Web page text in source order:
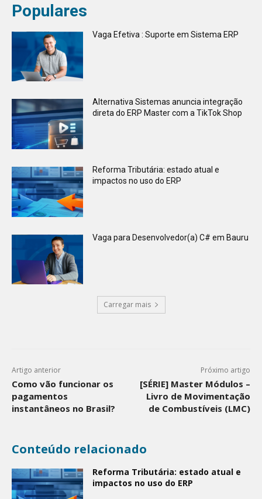
Populares
Vaga Efetiva : Suporte em Sistema ERP
Alternativa Sistemas anuncia integração
direta do ERP Master com a TikTok Shop
Reforma Tributária: estado atual e
impactos no uso do ERP
Vaga para Desenvolvedor(a) C# em Bauru
Carregar mais
Artigo anterior
Como vão funcionar os
pagamentos
instantâneos no Brasil?
Próximo artigo
[SÉRIE] Master Módulos –
Livro de Movimentação
de Combustíveis (LMC)
Conteúdo relacionado
Reforma Tributária: estado atual e
impactos no uso do ERP